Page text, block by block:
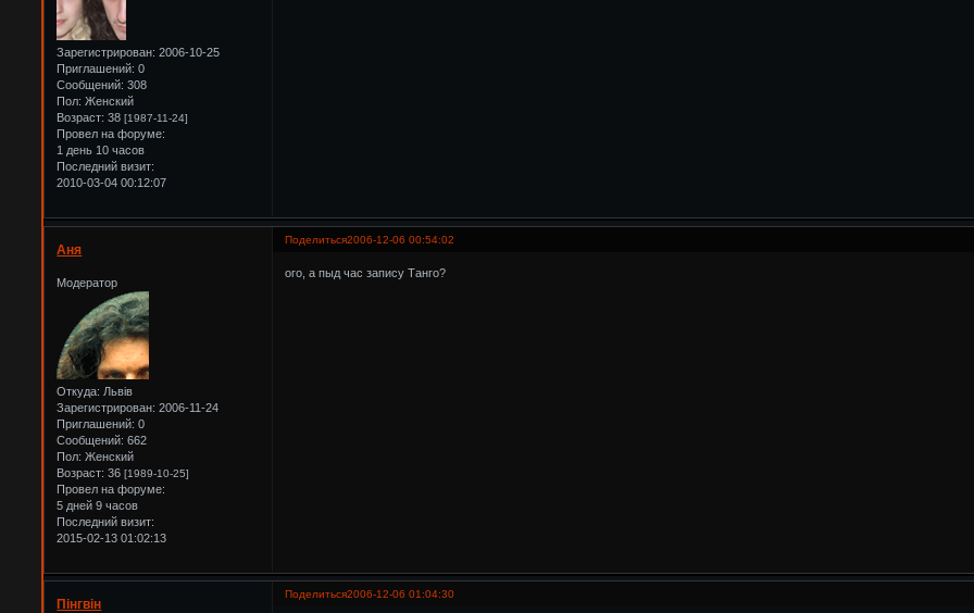
Зарегистрирован: 2006-10-25
Приглашений: 0
Сообщений: 308
Пол: Женский
Возраст: 38[1987-11-24]
Провел на форуме:
1 день 10 часов
Последний визит:
2010-03-04 00:12:07
Поделиться2006-12-06 00:54:02
Аня
Модератор
Откуда: Львів
Зарегистрирован: 2006-11-24
Приглашений: 0
Сообщений: 662
Пол: Женский
Возраст: 36[1989-10-25]
Провел на форуме:
5 дней 9 часов
Последний визит:
2015-02-13 01:02:13
ого, а пыд час запису Танго?
Поделиться2006-12-06 01:04:30
Пінгвін